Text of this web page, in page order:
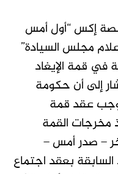
إكس “أول أمس
مجلس السيادة”
في قمة الإيغاد
١٨ يناير ٢٠٢٤، وأشار إلى أن حكومة
عقد قمة
مخرجات القمة
– صدر أمس –
بعقد اجتماع